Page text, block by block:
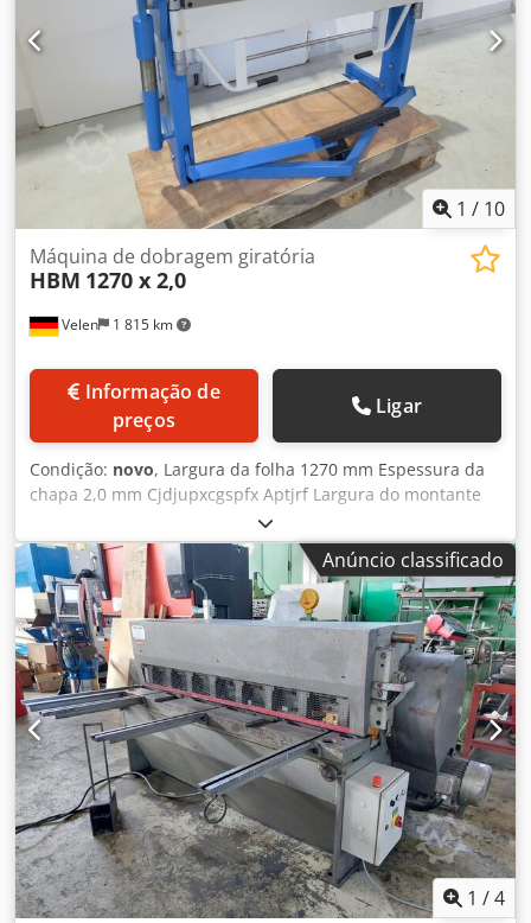
----- 2,5 mm Comprimento máximo de trabalho ----- 1020
mm Largura máxima de abertura ----- 46 mm Largura dos
dedos ----- 25 | 30 | 35 | 40 | 45 | 50 | 75 | 75 | 100 | 150
| 200 | 275 mm Ângulo máximo de ataque ----- 0 - 135
Peso ----- 340 KG Largura ----- 1350 mm Profundidade -----
850 mm Altura ----- 1175 mm
1 / 10
Velen 1 815 km
Máquina de dobragem giratória
HBM 1270 x 2,0
preços
Ligar
Condição: novo, Largura da folha 1270 mm Espessura da
chapa 2,0 mm Cjdjupxcgspfx Aptjrf Largura do montante
1300 mm Largura de abertura 48 mm Ângulo de dobragem
máx. 135 ° Potência total necessária Acionamento manual
Peso da máquina aprox. 0,4 toneladas Espaço necessário
aprox. 1,6 x 0,9 x 1,2 m Máquina de dobragem de
segmentos Larguras dos segmentos: 25, 35, 40, 50, 75, 100,
125, 150, 250 mm.
Anúncio classificado
1 /4